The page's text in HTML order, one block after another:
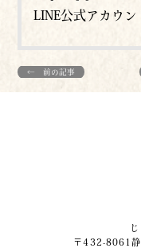
LINE公式アカウン
← 前の記事
〒432-8061静